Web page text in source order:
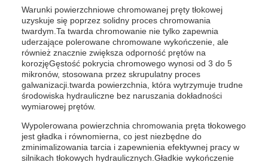
Warunki powierzchniowe chromowanej pręty tłokowej
uzyskuje się poprzez solidny proces chromowania
twardym.Ta twarda chromowanie nie tylko zapewnia
uderzające polerowane chromowane wykończenie, ale
również znacznie zwiększa odporność prętów na
korozjęGęstość pokrycia chromowego wynosi od 3 do 5
mikronów, stosowana przez skrupulatny proces
galwanizacji.twarda powierzchnia, która wytrzymuje trudne
środowiska hydrauliczne bez naruszania dokładności
wymiarowej prętów.
Wypolerowana powierzchnia chromowania pręta tłokowego
jest gładka i równomierna, co jest niezbędne do
zminimalizowania tarcia i zapewnienia efektywnej pracy w
silnikach tłokowych hydraulicznych.Gładkie wykończenie